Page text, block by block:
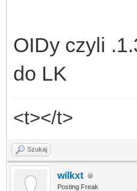
OIDy czyli
do LK
<t></t>
Szukaj
wilkxt
Posting Freak